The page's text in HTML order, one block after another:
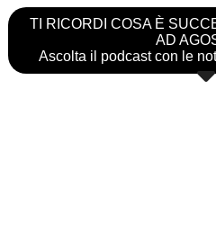
TI RICORDI COSA È
AD
Ascolta il podcast con le